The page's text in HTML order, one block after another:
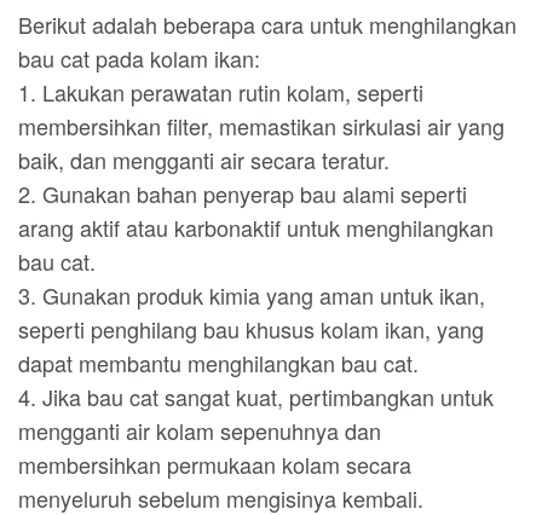
Berikut adalah beberapa cara untuk menghilangkan
bau cat pada kolam ikan:
1. Lakukan perawatan rutin kolam, seperti
membersihkan filter, memastikan sirkulasi air yang
baik, dan mengganti air secara teratur.
2. Gunakan bahan penyerap bau alami seperti
arang aktif atau karbonaktif untuk menghilangkan
bau cat.
3. Gunakan produk kimia yang aman untuk ikan,
seperti penghilang bau khusus kolam ikan, yang
dapat membantu menghilangkan bau cat.
4. Jika bau cat sangat kuat, pertimbangkan untuk
mengganti air kolam sepenuhnya dan
membersihkan permukaan kolam secara
menyeluruh sebelum mengisinya kembali.